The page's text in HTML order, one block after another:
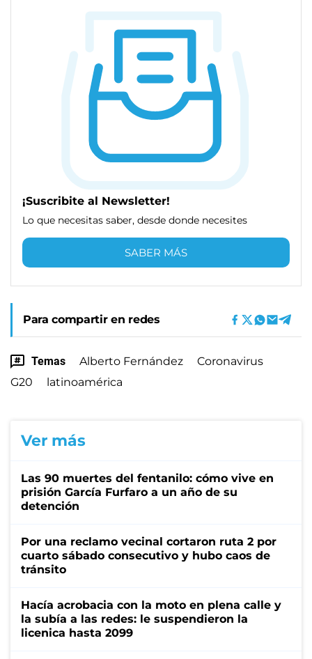
¡Suscribite al Newsletter!
Lo que necesitas saber, desde donde necesites
SABER MÁS
Para compartir en redes
Temas Alberto Fernández
Coronavirus
G20
latinoamérica
Ver más
Las 90 muertes del fentanilo: cómo vive en
prisión García Furfaro a un año de su
detención
Por una reclamo vecinal cortaron ruta 2 por
cuarto sábado consecutivo y hubo caos de
tránsito
Hacía acrobacia con la moto en plena calle y
la subía a las redes: le suspendieron la
licenica hasta 2099